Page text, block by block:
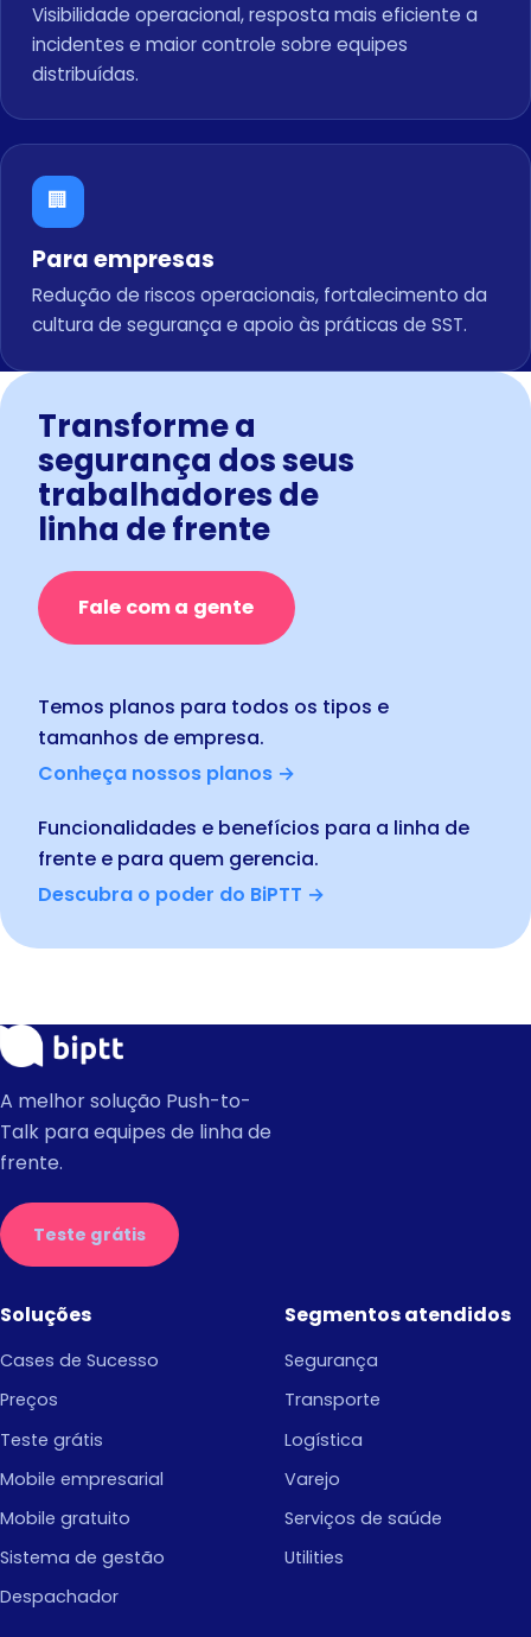
Visibilidade operacional, resposta mais eficiente a
incidentes e maior controle sobre equipes
distribuídas.
🏢
Para empresas
Redução de riscos operacionais, fortalecimento da
cultura de segurança e apoio às práticas de SST.
Transforme a
segurança dos seus
trabalhadores de
linha de frente
Fale com a gente
Temos planos para todos os tipos e
tamanhos de empresa.
Conheça nossos planos →
Funcionalidades e benefícios para a linha de
frente e para quem gerencia.
Descubra o poder do BiPTT →
A melhor solução Push-to-
Talk para equipes de linha de
frente.
Teste grátis
Soluções
Cases de Sucesso
Preços
Teste grátis
Mobile empresarial
Mobile gratuito
Sistema de gestão
Despachador
Segmentos atendidos
Segurança
Transporte
Logística
Varejo
Serviços de saúde
Utilities